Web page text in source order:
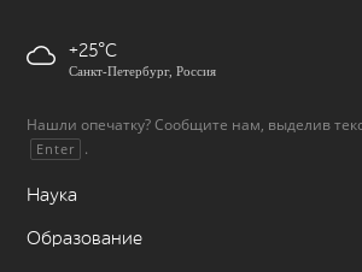
+25
Санкт-Петербург, Россия
Нашли опечатку? Сообщите нам, выделив
Enter .
Наука
Образование